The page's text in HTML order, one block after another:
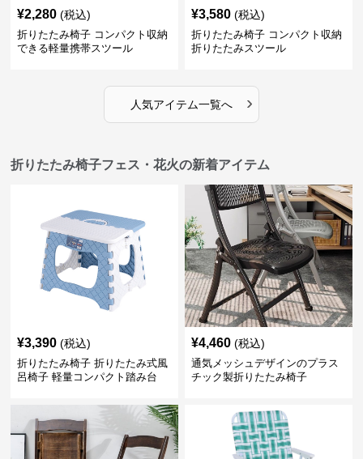
¥2,280 (税込)
折りたたみ椅子 コンパクト収納
できる軽量携帯スツール
¥3,580 (税込)
折りたたみ椅子 コンパクト収納
折りたたみスツール
人気アイテム一覧へ ›
折りたたみ椅子フェス・花火の新着アイテム
¥3,390 (税込)
折りたたみ椅子 折りたたみ式風
呂椅子 軽量コンパクト踏み台
¥4,460 (税込)
通気メッシュデザインのプラス
チック製折りたたみ椅子